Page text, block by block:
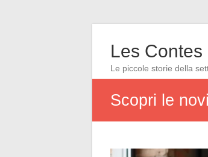
Les Contes
Le piccole storie della
Scopri le